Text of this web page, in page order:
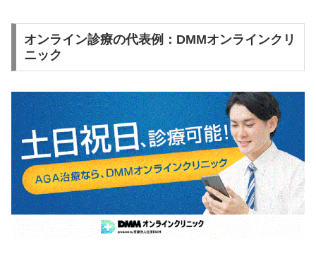
オンライン診療の代表例：DMMオンラインクリ
ニック